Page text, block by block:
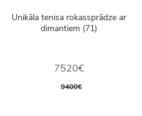
Unikāla tenisa rokassprādze ar
dimantiem (71)
7520€
9400€